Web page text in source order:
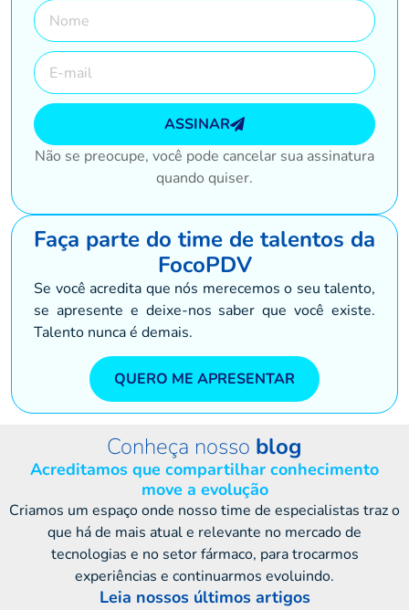
ASSINAR
Não se preocupe, você pode cancelar sua assinatura
quando quiser.
Faça parte do time de talentos da
FocoPDV
Se você acredita que nós merecemos o seu talento,
se apresente e deixe-nos saber que você existe.
Talento nunca é demais.
QUERO ME APRESENTAR
Conheça nosso blog
Acreditamos que compartilhar conhecimento
move a evolução
Criamos um espaço onde nosso time de especialistas traz o
que há de mais atual e relevante no mercado de
tecnologias e no setor fármaco, para trocarmos
experiências e continuarmos evoluindo.
Leia nossos últimos artigos